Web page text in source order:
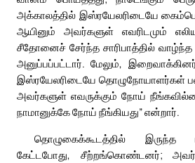
அக்காலத்தில் இஸ்ரயேலரிடையே
ஆயினும் அவர்களுள் எவரிடமும்
சீதோனைச் சேர்ந்த சாரிபாத்தில்
அனுப்பப்பட்டார். மேலும்,
இஸ்ரயேலரிடையே தொழுநோயாளர்கள்
அவர்களுள் எவருக்கும் நோய்
நாமானுக்கே நோய் நீங்கியது” என்றார்.
தொழுகைக்கூடத்தில்
கேட்டபோது, சீற்றங்கொண்டனர்;